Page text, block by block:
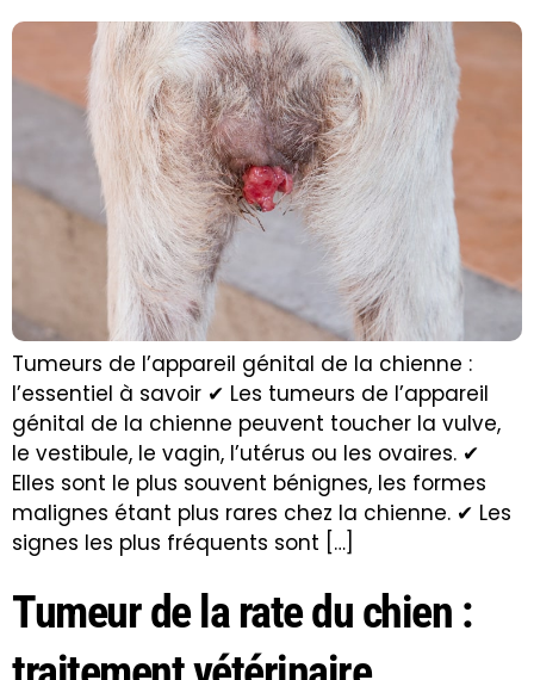
Tumeurs de l’appareil génital de la chienne :
l’essentiel à savoir ✔ Les tumeurs de l’appareil
génital de la chienne peuvent toucher la vulve,
le vestibule, le vagin, l’utérus ou les ovaires. ✔
Elles sont le plus souvent bénignes, les formes
malignes étant plus rares chez la chienne. ✔ Les
signes les plus fréquents sont […]
Tumeur de la rate du chien :